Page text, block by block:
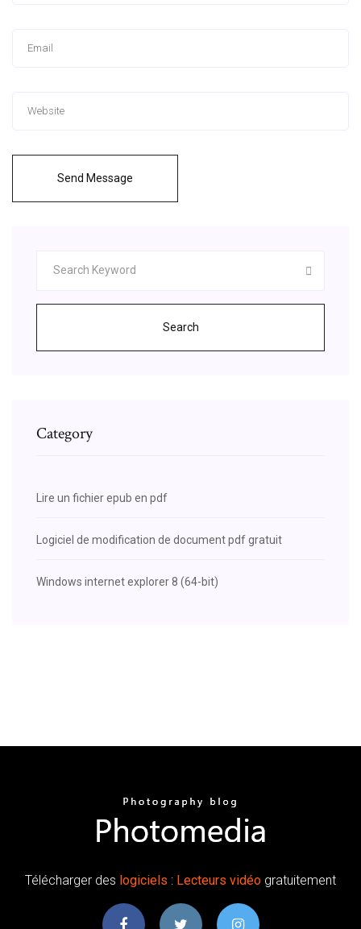
Send Message
Search
Category
Lire un fichier epub en pdf
Logiciel de modification de document pdf gratuit
Windows internet explorer 8 (64-bit)
Télécharger des logiciels : Lecteurs vidéo gratuitement